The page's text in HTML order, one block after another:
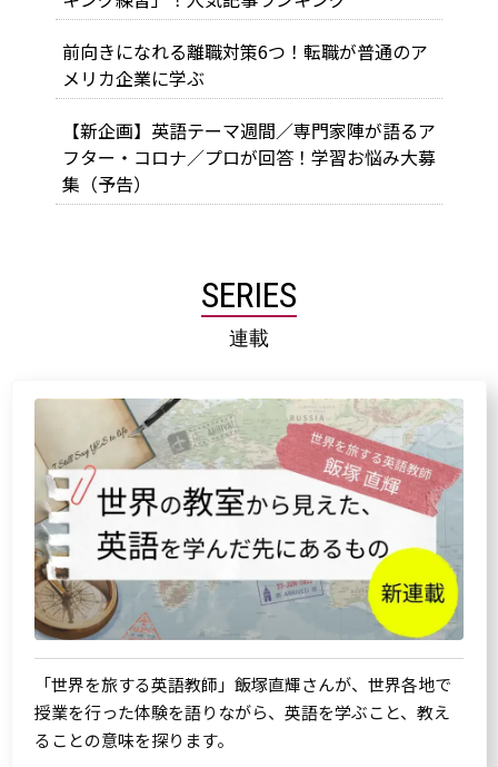
前向きになれる離職対策6つ！転職が普通のア
メリカ企業に学ぶ
【新企画】英語テーマ週間／専門家陣が語るア
フター・コロナ／プロが回答！学習お悩み大募
集（予告）
SERIES
連載
「世界を旅する英語教師」飯塚直輝さんが、世界各地で
授業を行った体験を語りながら、英語を学ぶこと、教え
ることの意味を探ります。